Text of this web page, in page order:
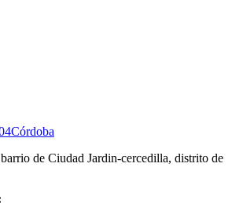
Córdoba
de Ciudad Jardin-cercedilla, distrito de